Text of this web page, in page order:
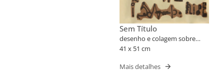
Sem Título
desenho e colagem sobre
papel
41 x 51 cm
Mais detalhes